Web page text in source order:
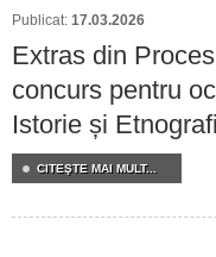
Publicat: 17.03.2026
Extras din
concurs pentru
Istorie și
CITEŞTE MAI MULT...